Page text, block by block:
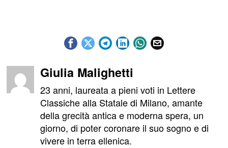
Giulia Malighetti
23 anni, laureata a pieni voti in Lettere
Classiche alla Statale di Milano, amante
della grecità antica e moderna spera, un
giorno, di poter coronare il suo sogno e di
vivere in terra ellenica.